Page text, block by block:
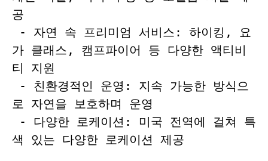
공
- 자연 속 프리미엄 서비스: 하이킹, 요
가 클래스, 캠프파이어 등 다양한 액티비
티 지원
- 친환경적인 운영: 지속 가능한 방식으
로 자연을 보호하며 운영
- 다양한 로케이션: 미국 전역에 걸쳐 특
색 있는 다양한 로케이션 제공